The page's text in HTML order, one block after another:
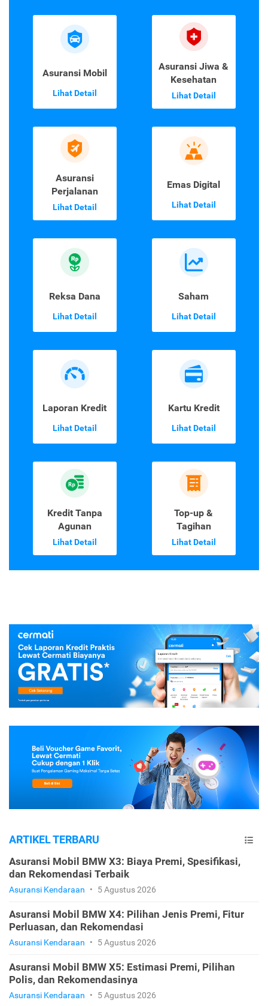
Asuransi Mobil
Lihat Detail
Asuransi Jiwa &
Kesehatan
Lihat Detail
Asuransi
Perjalanan
Lihat Detail
Emas Digital
Lihat Detail
Reksa Dana
Lihat Detail
Saham
Lihat Detail
Laporan Kredit
Lihat Detail
Kartu Kredit
Lihat Detail
Kredit Tanpa
Agunan
Lihat Detail
Top-up &
Tagihan
Lihat Detail
ARTIKEL TERBARU
Asuransi Mobil BMW X3: Biaya Premi, Spesifikasi,
dan Rekomendasi Terbaik
Asuransi Kendaraan • 5 Agustus 2026
Asuransi Mobil BMW X4: Pilihan Jenis Premi, Fitur
Perluasan, dan Rekomendasi
Asuransi Kendaraan • 5 Agustus 2026
Asuransi Mobil BMW X5: Estimasi Premi, Pilihan
Polis, dan Rekomendasinya
Asuransi Kendaraan • 5 Agustus 2026